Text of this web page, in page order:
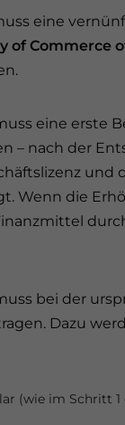
eine
of Commerce
eine erste
– nach der
und
Wenn die
bei der
Dazu
(wie im Schritt 1